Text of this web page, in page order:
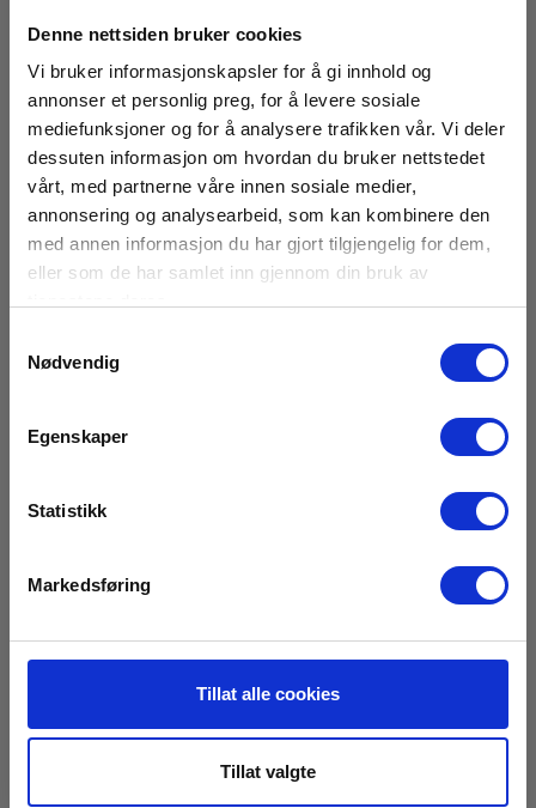
Denne nettsiden bruker cookies
Vi bruker informasjonskapsler for å gi innhold og
annonser et personlig preg, for å levere sosiale
mediefunksjoner og for å analysere trafikken vår. Vi deler
dessuten informasjon om hvordan du bruker nettstedet
vårt, med partnerne våre innen sosiale medier,
annonsering og analysearbeid, som kan kombinere den
med annen informasjon du har gjort tilgjengelig for dem,
eller som de har samlet inn gjennom din bruk av
Nødvendig
Egenskaper
Statistikk
Markedsføring
Tillat alle cookies
Tillat valgte
Hygro-i Pakke med 12
EAN 5391521436115
Les mer